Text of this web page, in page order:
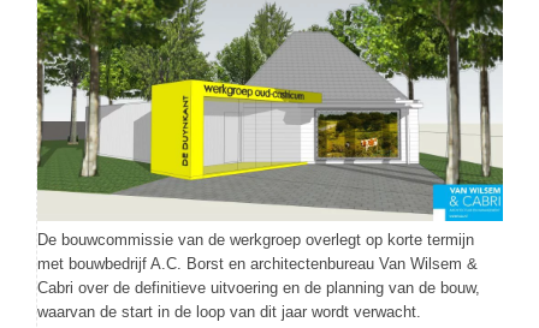
De bouwcommissie van de werkgroep overlegt op korte termijn
met bouwbedrijf A.C. Borst en architectenbureau Van Wilsem &
Cabri over de definitieve uitvoering en de planning van de bouw,
waarvan de start in de loop van dit jaar wordt verwacht.